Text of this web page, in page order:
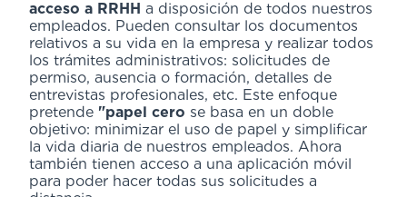
acceso a RRHH a disposición de todos nuestros
empleados. Pueden consultar los documentos
relativos a su vida en la empresa y realizar todos
los trámites administrativos: solicitudes de
permiso, ausencia o formación, detalles de
entrevistas profesionales, etc. Este enfoque
pretende "papel cero se basa en un doble
objetivo: minimizar el uso de papel y simplificar
la vida diaria de nuestros empleados. Ahora
también tienen acceso a una aplicación móvil
para poder hacer todas sus solicitudes a